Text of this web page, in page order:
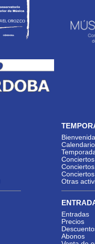
Calendario
Otras
Entradas
Precios
Abonos